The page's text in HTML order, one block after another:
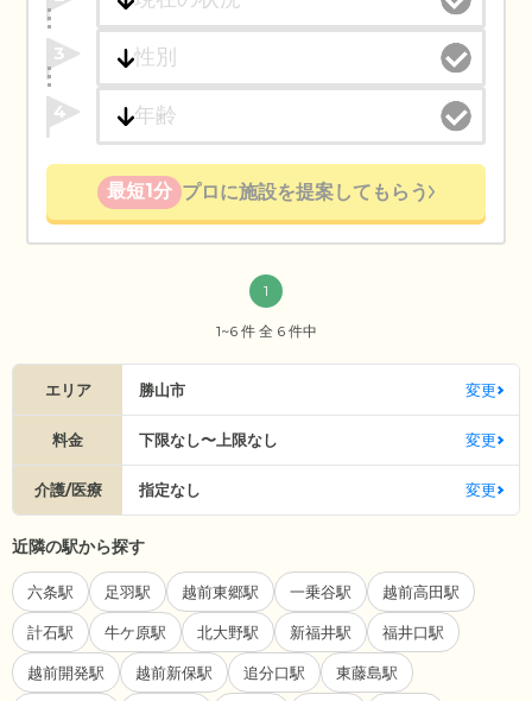
3
4
最短1分 プロに施設を提案してもらう
1
1~6 件 全 6 件中
エリア 勝山市 変更
料金 下限なし〜上限なし 変更
介護/医療 指定なし 変更
近隣の駅から探す
六条駅 足羽駅 越前東郷駅 一乗谷駅 越前高田駅
計石駅 牛ケ原駅 北大野駅 新福井駅 福井口駅
越前開発駅 越前新保駅 追分口駅 東藤島駅